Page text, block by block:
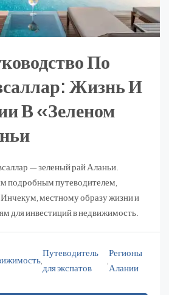
По
Жизнь И
В «зеленом
— зеленый рай Аланьи.
подробным путеводителем,
местному образу жизни и
для инвестиций в недвижимость.
,
Путеводитель
для экспатов
Регионы
Алании